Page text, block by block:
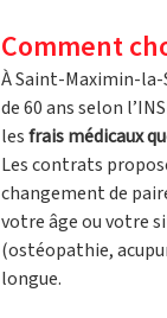
Comment
À Saint-Maximin-la-
de 60 ans selon
les frais médicaux
Les contrats
changement de
votre âge ou votre
(ostéopathie,
longue.